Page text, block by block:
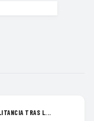
TRAS L...